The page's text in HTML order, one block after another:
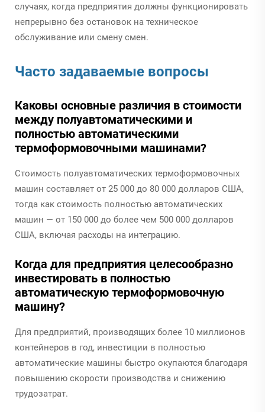
случаях, когда предприятия должны функционировать
непрерывно без остановок на техническое
обслуживание или смену смен.
Часто задаваемые вопросы
Каковы основные различия в стоимости
между полуавтоматическими и
полностью автоматическими
термоформовочными машинами?
Стоимость полуавтоматических термоформовочных
машин составляет от 25 000 до 80 000 долларов США,
тогда как стоимость полностью автоматических
машин — от 150 000 до более чем 500 000 долларов
США, включая расходы на интеграцию.
Когда для предприятия целесообразно
инвестировать в полностью
автоматическую термоформовочную
машину?
Для предприятий, производящих более 10 миллионов
контейнеров в год, инвестиции в полностью
автоматические машины быстро окупаются благодаря
повышению скорости производства и снижению
трудозатрат.